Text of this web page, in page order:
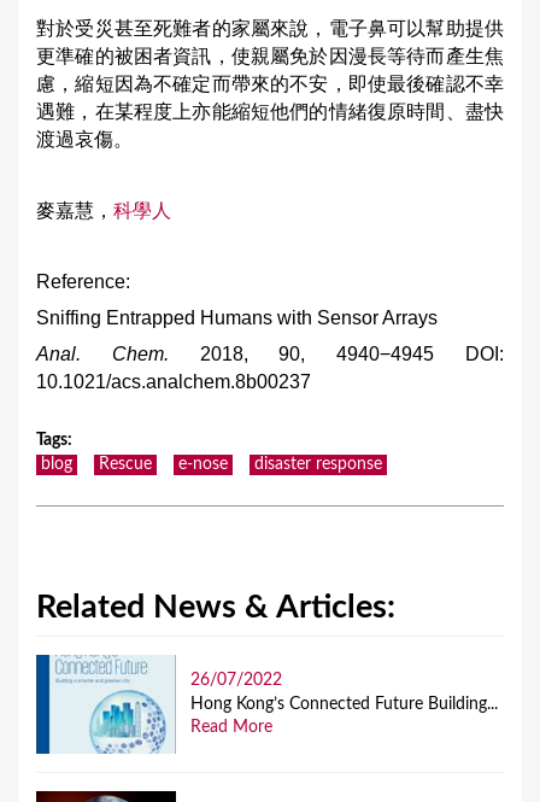
對於受災甚至死難者的家屬來說，電子鼻可以幫助提供
更準確的被困者資訊，使親屬免於因漫長等待而產生焦
慮，縮短因為不確定而帶來的不安，即使最後確認不幸
遇難，在某程度上亦能縮短他們的情緒復原時間、盡快
渡過哀傷。
麥嘉慧， 科學人
Reference:
Sniffing Entrapped Humans with Sensor Arrays
Anal. Chem. 2018, 90, 4940−4945 DOI:
10.1021/acs.analchem.8b00237
Tags:
blog
Rescue e-nose disaster response
Related News & Articles:
26/07/2022
Hong Kong’s Connected Future Building...
Read More